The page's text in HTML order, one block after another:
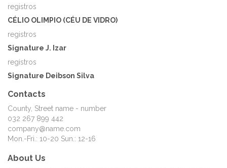
registros
CÉLIO OLIMPIO (CÉU DE VIDRO)
registros
Signature J. Izar
registros
Signature Deibson Silva
Contacts
County, Street name - number
032 267 899 442
company@name.com
Mon.-Fri.: 10-20 Sun.: 12-16
About Us